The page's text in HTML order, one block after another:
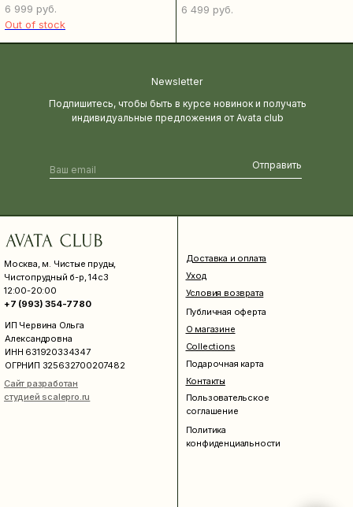
6 999 руб.
Out of stock
6 499 руб.
Отправить
Newsletter
Подпишитесь, чтобы быть в курсе новинок и получать
индивидуальные предложения от Avata club
Москва, м. Чистые пруды,
Чистопрудный б-р, 14с3
12:00-20:00
+7 (993) 354-7780
Сайт разработан
студией scalepro.ru
ИП Червина Ольга
Александровна
ИНН 631920334347
ОГРНИП 325632700207482
Доставка и оплата
Уход
Условия возврата
Публичная оферта
Пользовательское
соглашение
Политика
конфиденциальности
О магазине
Collections
Подарочная карта
Контакты